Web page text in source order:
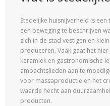
Stedelijke huisnijverheid is
een beweging te beschrijven
zich in de stad vestigen en
produceren. Vaak gaat het
keramiek en gastronomische
ambachtslieden aan te
voor massaproductie en het
waarde hecht aan
producten.